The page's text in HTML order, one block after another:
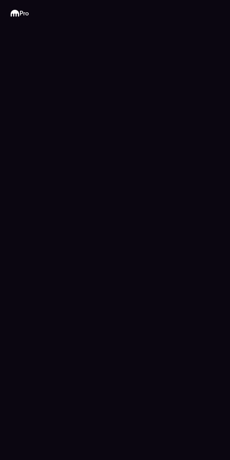
Kraken
Pro